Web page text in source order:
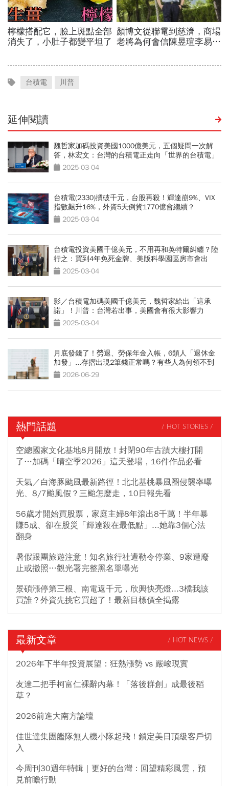
台積電 川普
延伸閱讀
魏哲家加碼投資美國1000億美元，五個疑問一次解
答，林宏文：台灣的台積電正走向「世界的台積電」
2025-03-04
台積電(2330)摜破千元，台股再殺！輝達崩9%、VIX
指數飆升16%，外資5天倒貨1770億會繼續？
2025-03-04
台積電投資美國千億美元，不用再和英特爾糾纏？陸
行之：買到4年免死金牌、美版科學園區房市會出
現？2025-03-04
影／台積電加碼美國千億美元，魏哲家給出「這承
諾」！川普：台灣若出事，美國會有很大影響力
2025-03-04
月底發錢了！勞退、勞保年金入帳，6類人「退休金
加發」...存摺出現2筆錢正常嗎？有些人為何領不到
2026-06-29
熱門話題 / HOT STORIES /
空總國家文化基地8月開放！封閉90年古蹟大樓打開
了…加碼「晴空季2026」這天登場，16件作品必看
天氣／白海豚颱風最新路徑！北北基桃暴風圈侵襲率曝
光、8/7颱風假？三颱怎麼走，10日報先看
56歲才開始買股票，家庭主婦8年滾出8千萬！半年暴
賺5成、卻在股災「輝達殺在最低點」...她靠3個心法
翻身
暑假跟團旅遊注意！知名旅行社遭勒令停業、9家遭廢
止或撤照…觀光署完整黑名單曝光
景碩漲停第三根、南電返千元，欣興快亮燈...3檔我該
買誰？外資先挑它買超了！最新目標價全揭露
最新文章 / HOT NEWS /
2026年下半年投資展望：狂熱漲勢 vs 嚴峻現實
友達二把手柯富仁裸辭內幕！「落後群創」成最後稻
草？
2026前進大南方論壇
佳世達集團艦隊無人機小隊起飛！鎖定美日頂級客戶切
入
今周刊30週年特輯｜更好的台灣：回望精彩風雲，預
見前瞻行動